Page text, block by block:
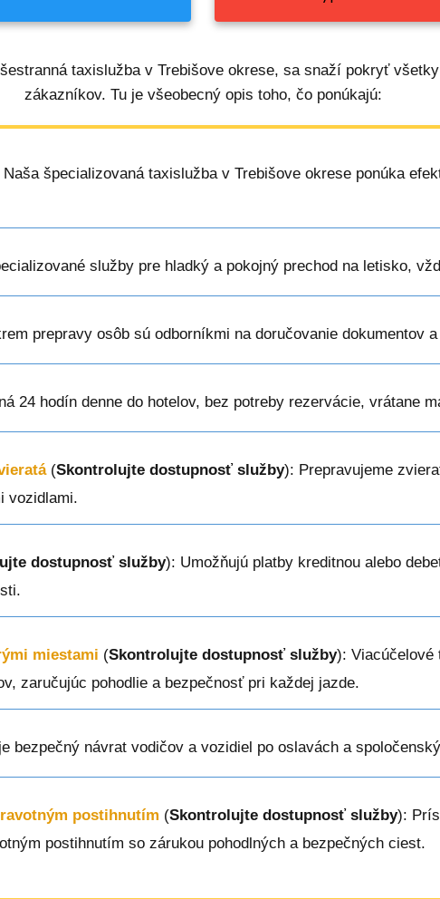
taxislužba v Trebišove okrese, sa snaží pokryť
zákazníkov. Tu je všeobecný opis toho, čo ponúkajú:
Naša špecializovaná taxislužba v Trebišove okrese ponúka
služby pre hladký a pokojný prechod na letisko,
prepravy osôb sú odborníkmi na doručovanie dokumentov
24 hodín denne do hotelov, bez potreby rezervácie, vrátane
(Skontrolujte dostupnosť služby): Prepravujeme
vozidlami.
dostupnosť služby): Umožňujú platby kreditnou alebo
miestami (Skontrolujte dostupnosť služby): Viacúčelové
zaručujúc pohodlie a bezpečnosť pri každej jazde.
bezpečný návrat vodičov a vozidiel po oslavách a
postihnutím (Skontrolujte dostupnosť služby):
postihnutím so zárukou pohodlných a bezpečných ciest.